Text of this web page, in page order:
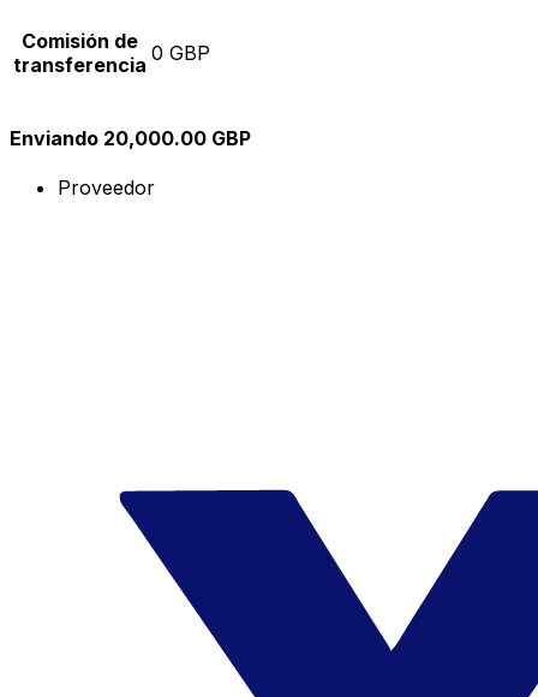
Comisión de
transferencia 0 GBP
Enviando 20,000.00 GBP
Proveedor